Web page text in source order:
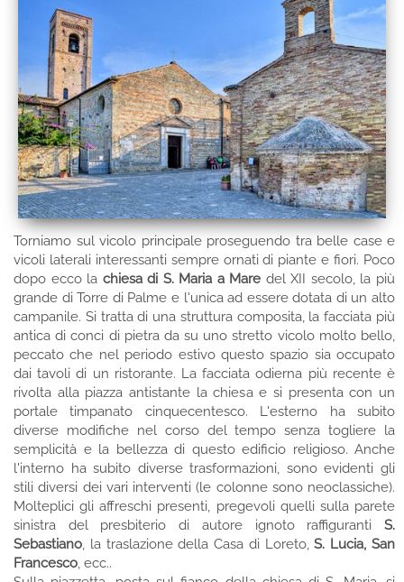
Torniamo sul vicolo principale proseguendo tra belle case e
vicoli laterali interessanti sempre ornati di piante e fiori. Poco
dopo ecco la chiesa di S. Maria a Mare del XII secolo, la più
grande di Torre di Palme e l'unica ad essere dotata di un alto
campanile. Si tratta di una struttura composita, la facciata più
antica di conci di pietra da su uno stretto vicolo molto bello,
peccato che nel periodo estivo questo spazio sia occupato
dai tavoli di un ristorante. La facciata odierna più recente è
rivolta alla piazza antistante la chiesa e si presenta con un
portale timpanato cinquecentesco. L'esterno ha subito
diverse modifiche nel corso del tempo senza togliere la
semplicità e la bellezza di questo edificio religioso. Anche
l'interno ha subito diverse trasformazioni, sono evidenti gli
stili diversi dei vari interventi (le colonne sono neoclassiche).
Molteplici gli affreschi presenti, pregevoli quelli sulla parete
sinistra del presbiterio di autore ignoto raffiguranti S.
Sebastiano, la traslazione della Casa di Loreto,S. Lucia, San
Francesco, ecc..